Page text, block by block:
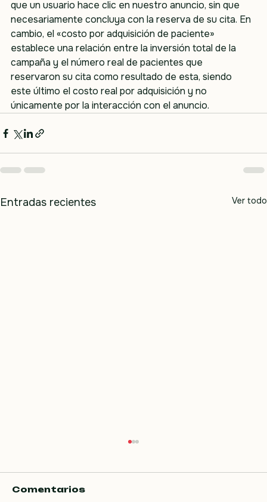
que un usuario hace clic en nuestro anuncio, sin que
necesariamente concluya con la reserva de su cita. En
cambio, el «costo por adquisición de paciente»
establece una relación entre la inversión total de la
campaña y el número real de pacientes que
reservaron su cita como resultado de esta, siendo
este último el costo real por adquisición y no
únicamente por la interacción con el anuncio.
Entradas recientes Ver todo
La productividad del consultorio es el
Comentarios